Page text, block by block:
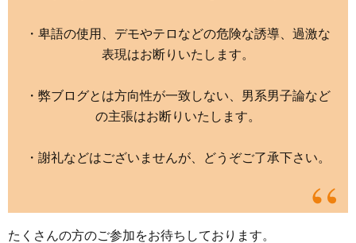
・卑語の使用、デモやテロなどの危険な誘導、過激な
表現はお断りいたします。
・弊ブログとは方向性が一致しない、男系男子論など
の主張はお断りいたします。
・謝礼などはございませんが、どうぞご了承下さい。
たくさんの方のご参加をお待ちしております。